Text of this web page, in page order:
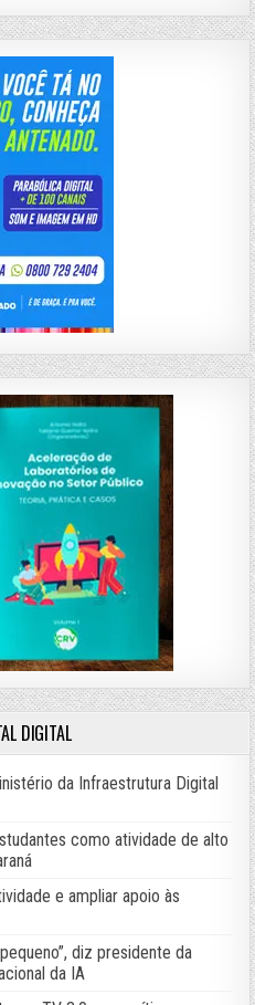
DIGITAL
da Infraestrutura Digital
como atividade de alto
e ampliar apoio às
diz presidente da
da IA